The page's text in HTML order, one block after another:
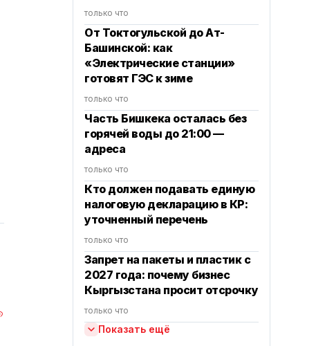
только что
От Токтогульской до Ат-
Башинской: как
«Электрические станции»
готовят ГЭС к зиме
только что
Часть Бишкека осталась без
горячей воды до 21:00 —
адреса
только что
Кто должен подавать единую
налоговую декларацию в КР:
уточненный перечень
только что
Запрет на пакеты и пластик с
2027 года: почему бизнес
Кыргызстана просит отсрочку
только что
Показать ещё